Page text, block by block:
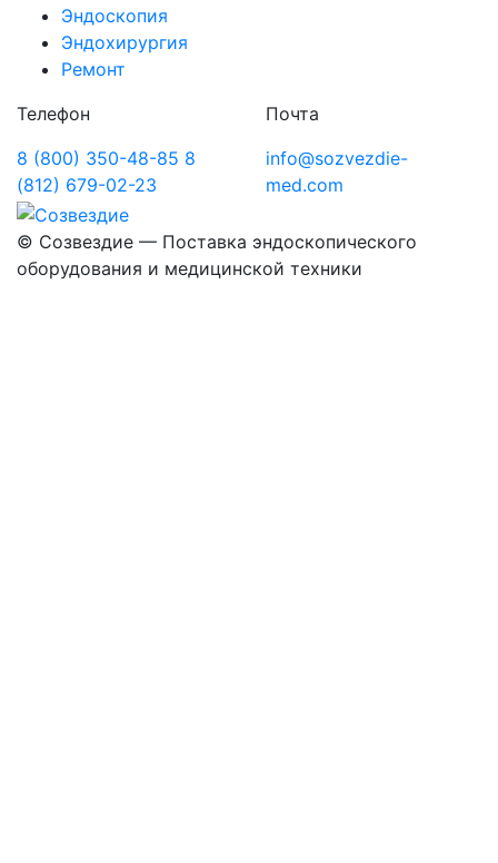
Эндоскопия
Эндохирургия
Ремонт
Телефон
8 (800) 350-48-85 8
(812) 679-02-23
Почта
info@sozvezdie-
med.com
© Созвездие — Поставка эндоскопического
оборудования и медицинской техники